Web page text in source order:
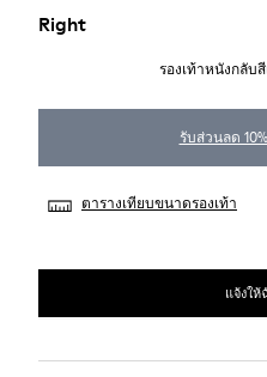
Right
รองเท้าหนังกลับ
รับส่วนลด
ตารางเทียบขนาดรองเท้า
แจ้งใ